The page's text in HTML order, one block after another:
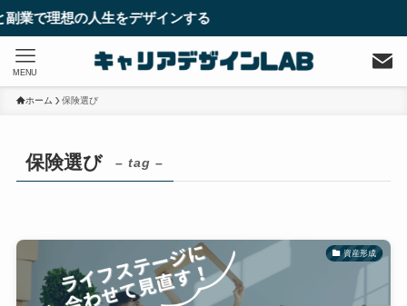
で理想の人生をデザインする
MENU
ホーム 保険選び
保険選び – tag –
資産形成